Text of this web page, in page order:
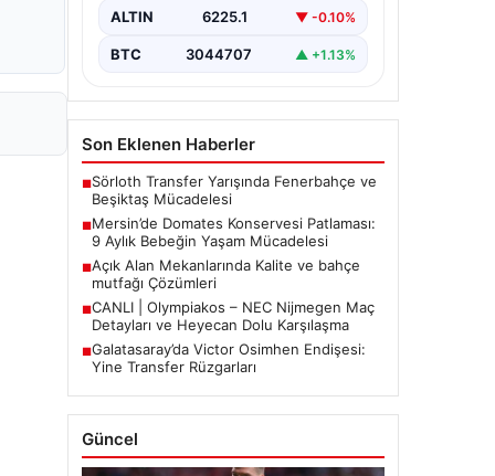
etkiledi. 19 Eylül 2023 tarihinde…
ALTIN 6225.1 ▼ -0.10%
BTC 3044707 ▲ +1.13%
Son Eklenen Haberler
■Sörloth Transfer Yarışında Fenerbahçe ve
Beşiktaş Mücadelesi
■Mersin’de Domates Konservesi Patlaması:
9 Aylık Bebeğin Yaşam Mücadelesi
■Açık Alan Mekanlarında Kalite ve bahçe
mutfağı Çözümleri
■CANLI | Olympiakos – NEC Nijmegen Maç
Detayları ve Heyecan Dolu Karşılaşma
■Galatasaray’da Victor Osimhen Endişesi:
Yine Transfer Rüzgarları
Güncel